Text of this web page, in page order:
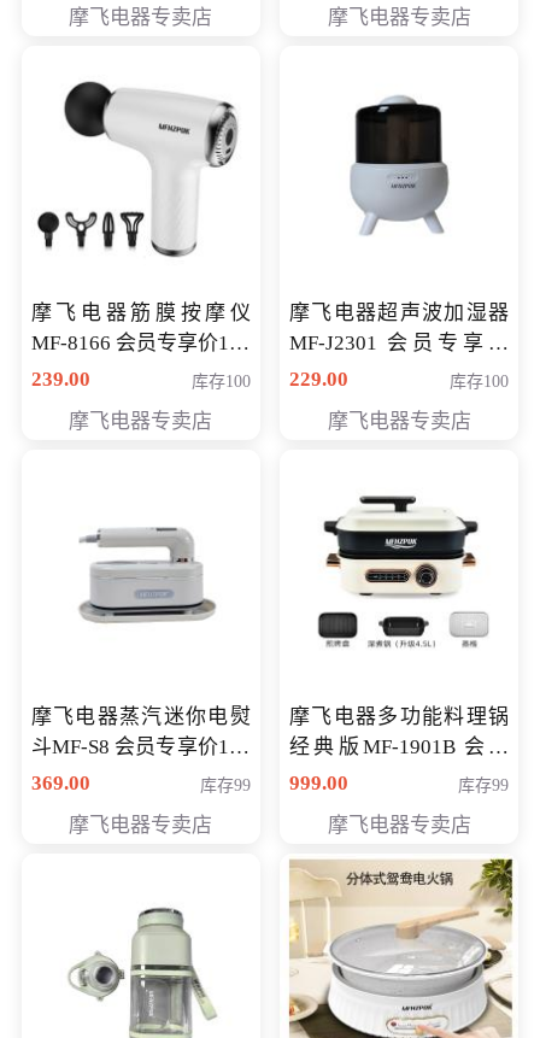
摩飞电器专卖店 摩飞电器专卖店
摩飞电器筋膜按摩仪
MF-8166 会员专享价168
元
239.00 库存100
摩飞电器专卖店
摩飞电器超声波加湿器
MF-J2301 会员专享价
168元
229.00 库存100
摩飞电器专卖店
摩飞电器蒸汽迷你电熨
斗MF-S8 会员专享价168
元
369.00 库存99
摩飞电器专卖店
摩飞电器多功能料理锅
经典版MF-1901B 会员
专享价399元
999.00 库存99
摩飞电器专卖店